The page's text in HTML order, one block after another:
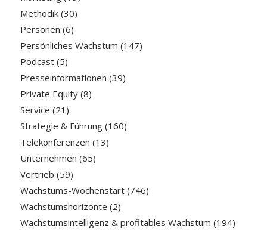
Methodik(30)
Personen (6)
Persönliches Wachstum (147)
Podcast(5)
Presseinformationen (39)
Private Equity(8)
Service (21)
Strategie & Führung(160)
Telekonferenzen (13)
Unternehmen (65)
Vertrieb (59)
Wachstums-Wochenstart(746)
Wachstumshorizonte (2)
Wachstumsintelligenz & profitables Wachstum (194)